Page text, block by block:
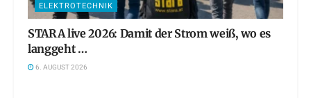
ELEKTROTECHNIK
STARA live 2026: Damit der Strom weiß, wo es
langgeht …
6. AUGUST 2026